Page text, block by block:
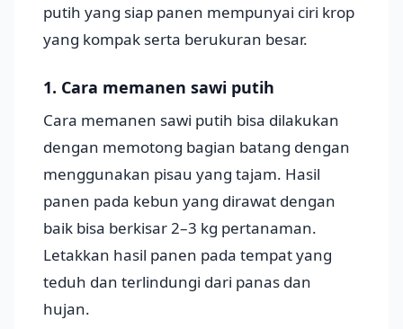
putih yang siap panen mempunyai ciri krop
yang kompak serta berukuran besar.
1. Cara memanen sawi putih
Cara memanen sawi putih bisa dilakukan
dengan memotong bagian batang dengan
menggunakan pisau yang tajam. Hasil
panen pada kebun yang dirawat dengan
baik bisa berkisar 2–3 kg pertanaman.
Letakkan hasil panen pada tempat yang
teduh dan terlindungi dari panas dan
hujan.